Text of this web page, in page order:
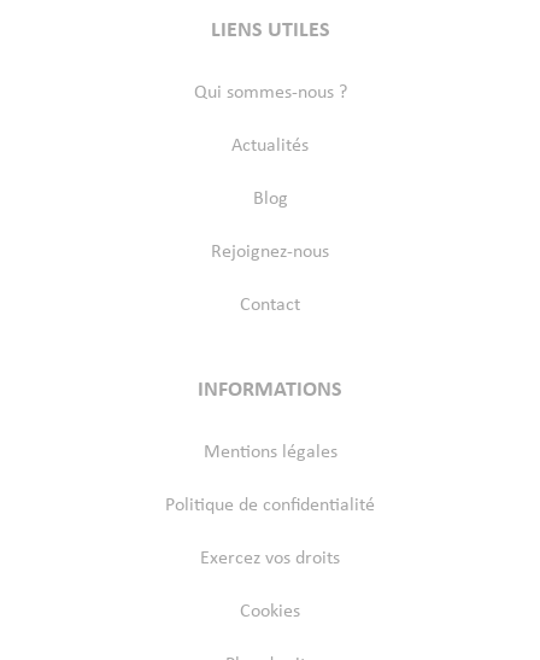
LIENS UTILES
Qui sommes-nous ?
Actualités
Blog
Rejoignez-nous
Contact
INFORMATIONS
Mentions légales
Politique de confidentialité
Exercez vos droits
Cookies